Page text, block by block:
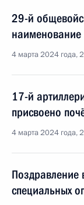
29-й
наименование
4 марта 2024 года,
17-й
присвоено
4 марта 2024 года,
специальных